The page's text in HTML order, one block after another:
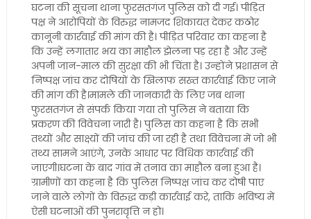
घटना की सूचना थाना फुरसतगंज पुलिस को दी गई। पीड़ित
पक्ष ने आरोपियों के विरुद्ध नामजद शिकायत देकर कठोर
कानूनी कार्रवाई की मांग की है। पीड़ित परिवार का कहना है
कि उन्हें लगातार भय का माहौल झेलना पड़ रहा है और उन्हें
अपनी जान-माल की सुरक्षा की भी चिंता है। उन्होंने प्रशासन से
निष्पक्ष जांच कर दोषियों के खिलाफ सख्त कार्रवाई किए जाने
की मांग की है।मामले की जानकारी के लिए जब थाना
फुरसतगंज से संपर्क किया गया तो पुलिस ने बताया कि
प्रकरण की विवेचना जारी है। पुलिस का कहना है कि सभी
तथ्यों और साक्ष्यों की जांच की जा रही है तथा विवेचना में जो भी
तथ्य सामने आएंगे, उनके आधार पर विधिक कार्रवाई की
जाएगी।घटना के बाद गांव में तनाव का माहौल बना हुआ है।
ग्रामीणों का कहना है कि पुलिस निष्पक्ष जांच कर दोषी पाए
जाने वाले लोगों के विरुद्ध कड़ी कार्रवाई करे, ताकि भविष्य में
ऐसी घटनाओं की पुनरावृत्ति न हो।